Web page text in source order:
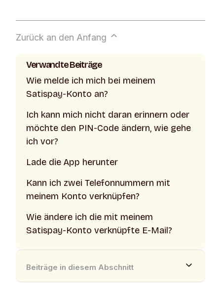
Zurück an den Anfang
Verwandte Beiträge
Wie melde ich mich bei meinem
Satispay-Konto an?
Ich kann mich nicht daran erinnern oder
möchte den PIN-Code ändern, wie gehe
ich vor?
Lade die App herunter
Kann ich zwei Telefonnummern mit
meinem Konto verknüpfen?
Wie ändere ich die mit meinem
Satispay-Konto verknüpfte E-Mail?
Beiträge in diesem Abschnitt